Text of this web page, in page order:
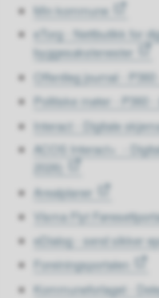
Min kommune
eTorg - Nettbutikk for
byggesakstenester
Offentleg journal -
Politiske møter - P360
Interact - Digitale
ACOS Interact+ -
2026)
Arealplaner
Visma Flyt
eDialog - send sikker
Foreiningsportalen
Kommuneforlaget -